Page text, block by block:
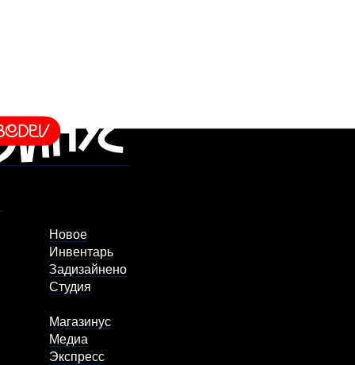
Новое
Инвентарь
Задизайнено
Студия
Магазинус
Медиа
Экспресс